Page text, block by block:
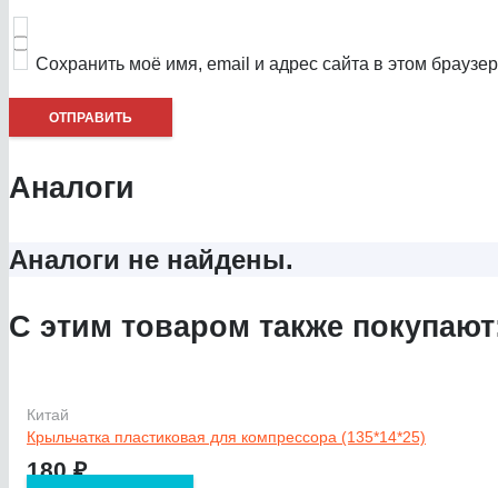
Сохранить моё имя, email и адрес сайта в этом
Аналоги
Аналоги не найдены.
С этим товаром также
Китай
Крыльчатка пластиковая для компрессора (135*14*25)
180₽